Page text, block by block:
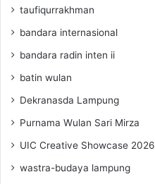
taufiqurrakhman
bandara internasional
bandara radin inten ii
batin wulan
Dekranasda Lampung
Purnama Wulan Sari Mirza
UIC Creative Showcase 2026
wastra-budaya lampung